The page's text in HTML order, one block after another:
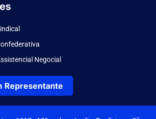
Negocial
Representante